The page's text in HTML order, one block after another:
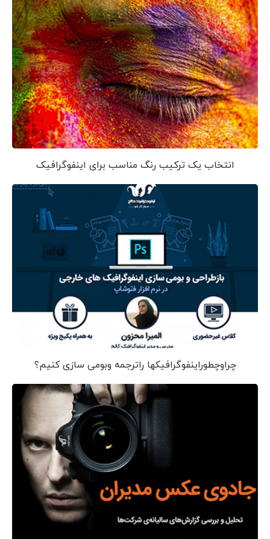
انتخاب یک ترکیب رنگ مناسب برای اینفوگرافیک
چراوچطوراینفوگرافیکها راترجمه وبومی سازی کنیم؟